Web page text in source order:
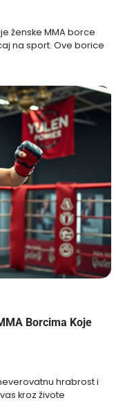
ženske MMA borce
na sport. Ove borice
Borcima Koje
hrabrost i
kroz živote